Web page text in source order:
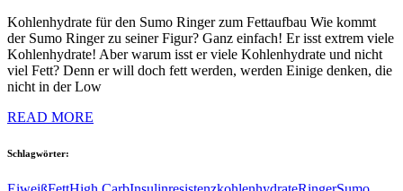
Kohlenhydrate für den Sumo Ringer zum Fettaufbau Wie kommt
der Sumo Ringer zu seiner Figur? Ganz einfach! Er isst extrem viele
Kohlenhydrate! Aber warum isst er viele Kohlenhydrate und nicht
viel Fett? Denn er will doch fett werden, werden Einige denken, die
nicht in der Low
READ MORE
Schlagwörter: